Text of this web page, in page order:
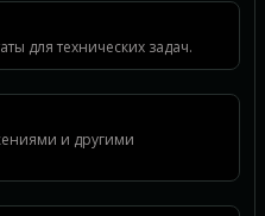
для технических задач.
и другими